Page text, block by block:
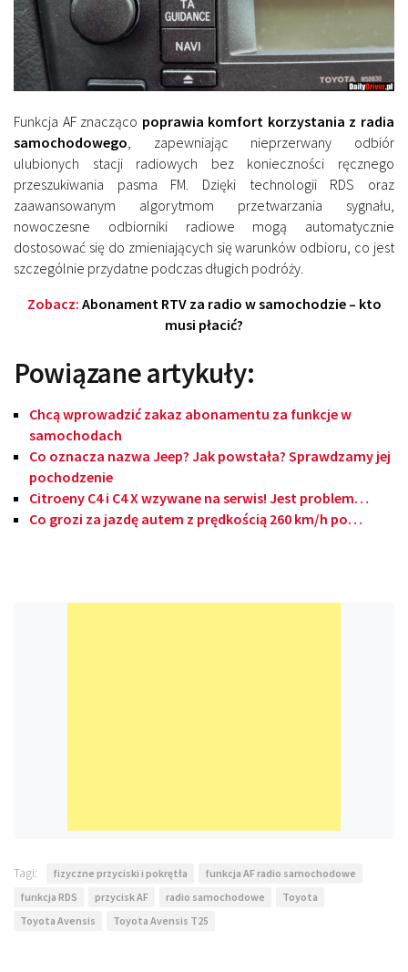
Funkcja AF znacząco poprawia komfort korzystania z radia
samochodowego, zapewniając nieprzerwany odbiór
ulubionych stacji radiowych bez konieczności ręcznego
przeszukiwania pasma FM. Dzięki technologii RDS oraz
zaawansowanym algorytmom przetwarzania sygnału,
nowoczesne odbiorniki radiowe mogą automatycznie
dostosować się do zmieniających się warunków odbioru, co jest
szczególnie przydatne podczas długich podróży.
Zobacz: Abonament RTV za radio w samochodzie – kto
musi płacić?
Powiązane artykuły:
Chcą wprowadzić zakaz abonamentu za funkcje w
samochodach
Co oznacza nazwa Jeep? Jak powstała? Sprawdzamy jej
pochodzenie
Citroeny C4 i C4 X wzywane na serwis! Jest problem…
Co grozi za jazdę autem z prędkością 260 km/h po…
Tagi: fizyczne przyciski i pokrętła
funkcja AF radio samochodowe
funkcja RDS
przycisk AF radio samochodowe
Toyota
Toyota Avensis
Toyota Avensis T25